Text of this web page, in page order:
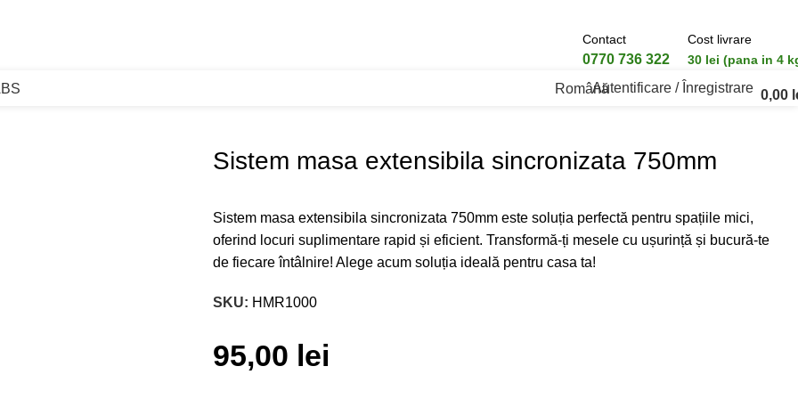
Contact
0770 736 322
Cost livrare
30 lei (pana in 4
RomânăAutentificare / Înregistrare 0,00
Sistem masa extensibila sincronizata 750mm
Sistem masa extensibila sincronizata 750mm este soluția perfectă pentru spațiile mici,
oferind locuri suplimentare rapid și eficient. Transformă-ți mesele cu ușurință și bucură-te
de fiecare întâlnire! Alege acum soluția ideală pentru casa ta!
SKU: HMR1000
95,00 lei